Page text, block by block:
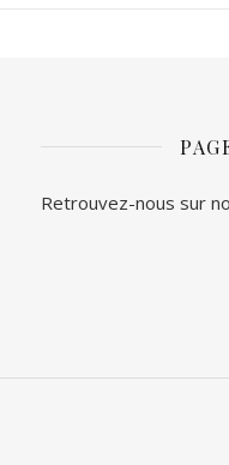
Retrouvez-nous sur